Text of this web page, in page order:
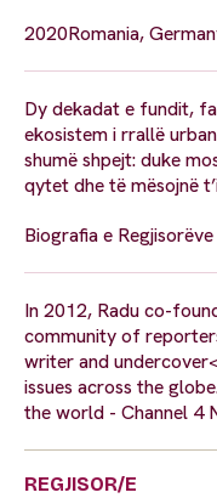
2020Romania,
Dy dekadat e fundit,
ekosistem i rrallë
shumë shpejt: duke
qytet dhe të mësojnë
Biografia e Regjisorëve
In 2012, Radu co-
community of
writer and
issues across the
the world - Channel 4
REGJISOR/E